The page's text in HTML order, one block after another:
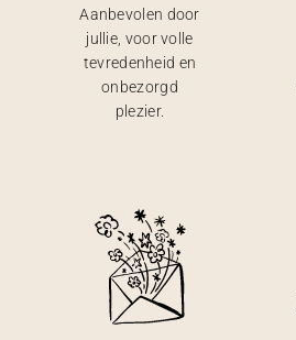
Aanbevolen door
jullie, voor volle
tevredenheid en
onbezorgd
plezier.